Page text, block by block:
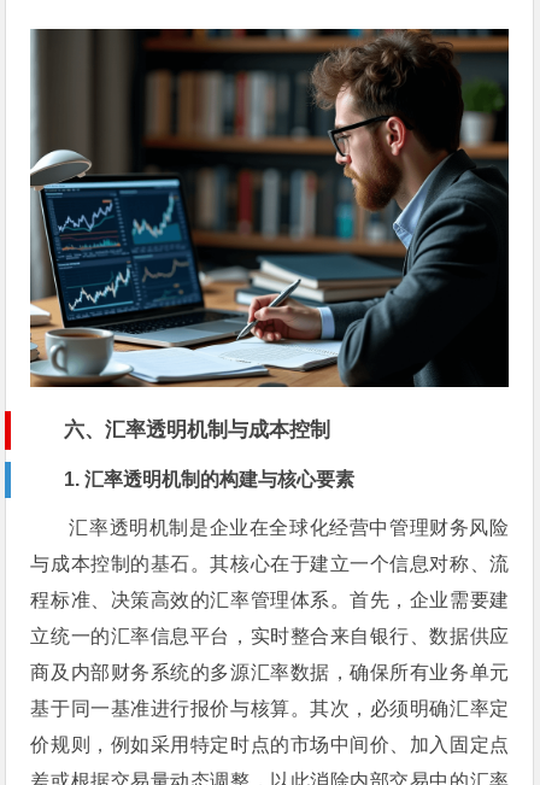
六、汇率透明机制与成本控制
1. 汇率透明机制的构建与核心要素
汇率透明机制是企业在全球化经营中管理财务风险
与成本控制的基石。其核心在于建立一个信息对称、流
程标准、决策高效的汇率管理体系。首先，企业需要建
立统一的汇率信息平台，实时整合来自银行、数据供应
商及内部财务系统的多源汇率数据，确保所有业务单元
基于同一基准进行报价与核算。其次，必须明确汇率定
价规则，例如采用特定时点的市场中间价、加入固定点